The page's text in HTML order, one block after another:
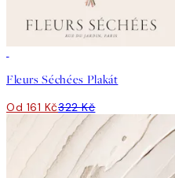
Fleurs Séchées Plakát
Od 161 Kč322 Kč